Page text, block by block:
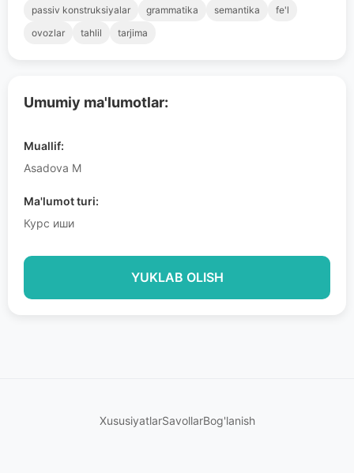
Umumiy ma'lumotlar:
Muallif:
Asadova M
Ma'lumot turi:
Курс иши
YUKLAB OLISH
passiv konstruksiyalar
grammatika semantika
fe'l
ovozlar
tahlil tarjima
XususiyatlarSavollarBog'lanish